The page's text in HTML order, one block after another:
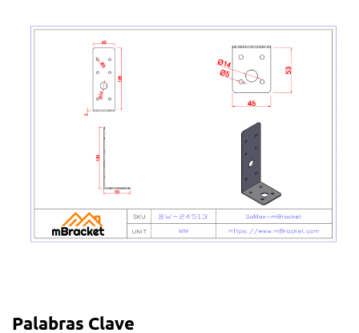
Palabras Clave